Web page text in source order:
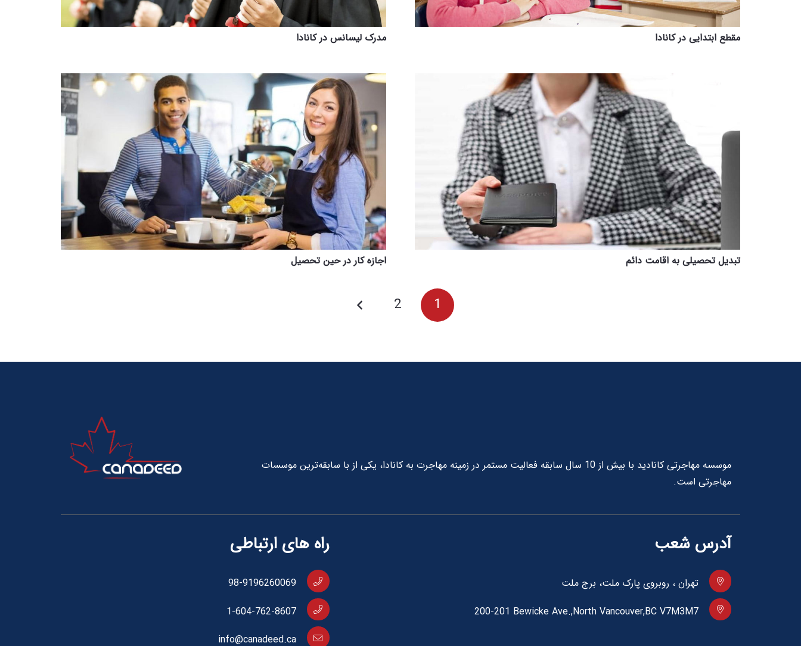
مقطع ابتدایی در کانادا مدرک لیسانس در کانادا
تبدیل تحصیلی به اقامت دائم اجازه کار در حین تحصیل
1
2
موسسه مهاجرتی کانادید با بیش از 10 سال سابقه فعالیت مستمر در زمینه مهاجرت به کانادا، یکی از با سابقه‌ترین موسسات
مهاجرتی است.
آدرس شعب
تهران ، روبروی پارک ملت، برج ملت
200-201 Bewicke Ave.,North Vancouver,BC V7M3M7
راه های ارتباطی
98-9196260069
1-604-762-8607
info@canadeed.ca